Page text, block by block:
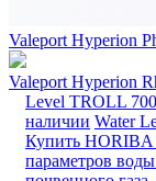
Valeport Hyperion
Valeport Hyperion
Level TROLL
наличии Water
Купить HORIBA
параметров